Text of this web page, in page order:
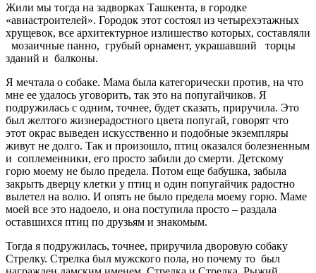
Жили мы тогда на задворках Ташкента, в городке
«авиастроителей». Городок этот состоял из четырехэтажных
хрущевок, все архитектурное излишество которых, составляли
мозаичные панно, грубый орнамент, украшавший торцы
зданий и балконы.
Я мечтала о собаке. Мама была категорически против, на что
мне ее удалось уговорить, так это на попугайчиков. Я
подружилась с одним, точнее, будет сказать, приручила. Это
был желтого жизнерадостного цвета попугай, говорят что
этот окрас выведен искусственно и подобные экземпляры
живут не долго. Так и произошло, птиц оказался болезненным
и соплеменники, его просто забили до смерти. Детскому
горю моему не было предела. Потом еще бабушка, забыла
закрыть дверцу клетки у птиц и один попугайчик радостно
вылетел на волю. И опять не было предела моему горю. Маме
моей все это надоело, и она поступила просто – раздала
оставшихся птиц по друзьям и знакомым.
Тогда я подружилась, точнее, приручила дворовую собаку
Стрелку. Стрелка был мужского пола, но почему то был